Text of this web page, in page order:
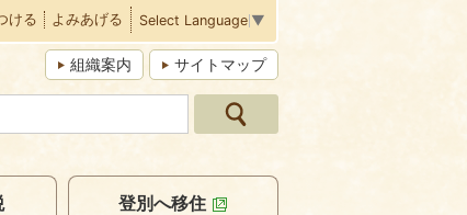
ける よみあげる Select Language ▼
組織案内 サイトマップ
登別へ移住